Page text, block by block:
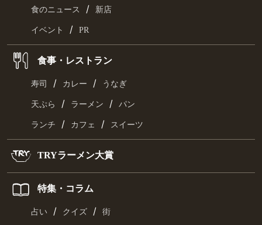
食のニュース / 新店
イベント / PR
食事・レストラン
寿司 / カレー / うなぎ
天ぷら / ラーメン / パン
ランチ / カフェ / スイーツ
TRYラーメン大賞
特集・コラム
占い / クイズ / 街